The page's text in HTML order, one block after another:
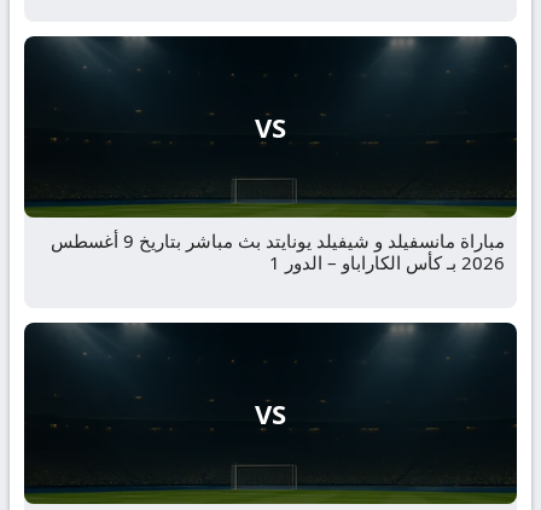
VS
مباراة مانسفيلد و شيفيلد يونايتد بث مباشر بتاريخ 9 أغسطس
2026 بـ كأس الكاراباو – الدور 1
VS